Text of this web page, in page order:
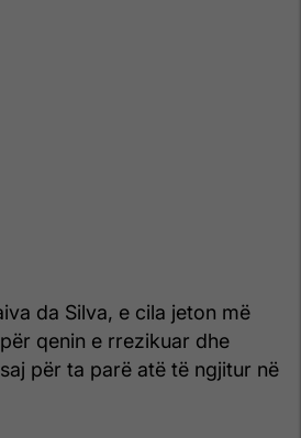
da Silva, e cila jeton më
qenin e rrezikuar dhe
për ta parë atë të ngjitur në